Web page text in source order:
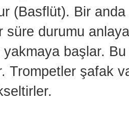
(Basflüt). Bir
durumu
yakmaya başlar.
Trompetler şafak